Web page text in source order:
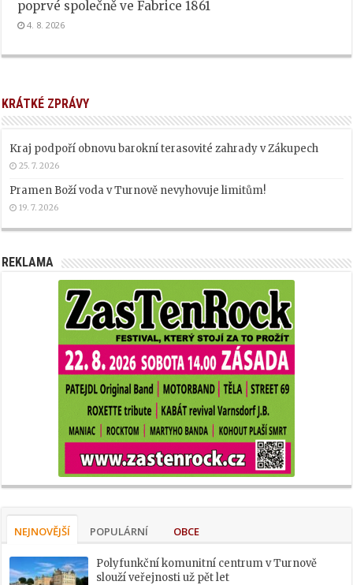
poprvé společně ve Fabrice 1861
4. 8. 2026
KRÁTKÉ ZPRÁVY
Kraj podpoří obnovu barokní terasovité zahrady v Zákupech
25. 7. 2026
Pramen Boží voda v Turnově nevyhovuje limitům!
19. 7. 2026
REKLAMA
NEJNOVĚJŠÍ POPULÁRNÍ OBCE
Polyfunkční komunitní centrum v Turnově
slouží veřejnosti už pět let